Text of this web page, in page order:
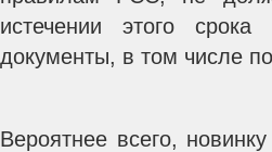
истечении этого
документы, в том числе
Вероятнее всего,